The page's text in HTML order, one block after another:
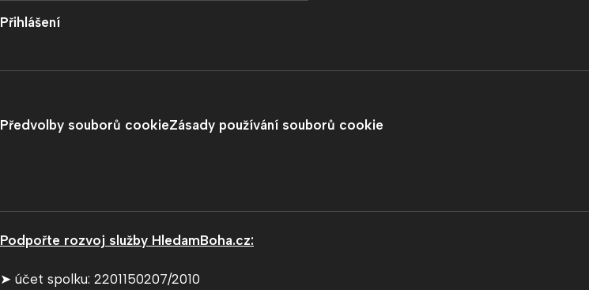
Přihlášení
Předvolby souborů cookieZásady používání souborů cookie
Podpořte rozvoj služby HledamBoha.cz:
➤ účet spolku: 2201150207/2010